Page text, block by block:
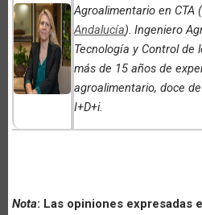
Agroalimentario en CTA (
Andalucía). Ingeniero
Tecnología y Control de
más de 15 años de
agroalimentario, doce
I+D+i.
Nota: Las opiniones expresadas